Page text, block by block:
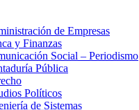
de Empresas
y Finanzas
Social – Periodismo
Pública
Políticos
de Sistemas